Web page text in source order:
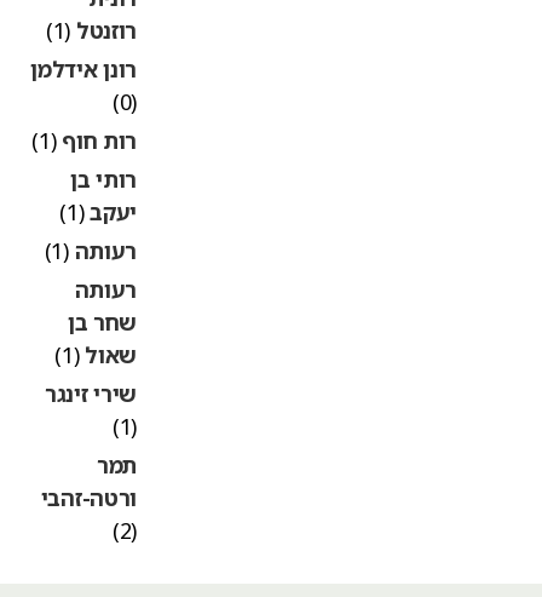
רוזנטל(1)
רונן אידלמן
רות חוף(1)
רותי בן
יעקב(1)
רעותה(1)
רעותה
שחר בן
שאול(1)
שירי זינגר
תמר
ורטה-זהבי